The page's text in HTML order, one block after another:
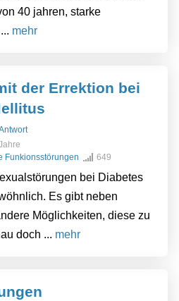
40 jahren, starke
mehr
der Errektion bei
Funkionsstörungen 649
bei Diabetes
Es gibt neben
Möglichkeiten, diese zu
doch ... mehr